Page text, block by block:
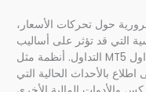
حول تحركات الأسعار،
التي قد تؤثر على أساليب
التداول. أنظمة مثل MT5 تضمنت تغذيات المعلومات والجداول
بالأحداث الحالية التي